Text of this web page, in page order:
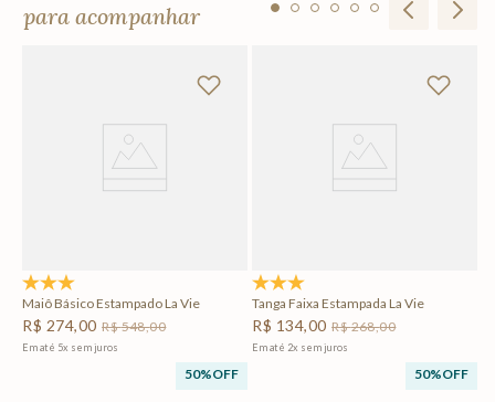
para acompanhar
Maiô Básico Estampado La Vie
R$ 274,00 R$548,00
Em até 5x sem juros
50%OFF
Tanga Faixa Estampada La Vie
R$ 134,00 R$268,00
Em até 2x sem juros
50%OFF